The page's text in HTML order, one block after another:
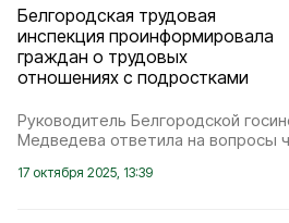
Белгородская трудовая
инспекция проинформировала
граждан о трудовых
отношениях с подростками
Руководитель Белгородской
Медведева ответила на вопросы
17 октября 2025, 13:39